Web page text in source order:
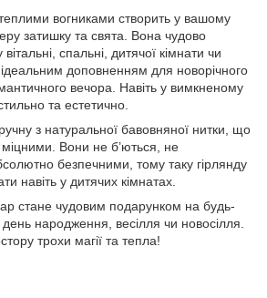
вогниками створить у вашому
затишку та свята. Вона чудово
спальні, дитячої кімнати чи
доповненням для новорічного
вечора. Навіть у вимкненому
та естетично.
з натуральної бавовняної нитки, що
міцними. Вони не б’ються, не
безпечними, тому таку гірлянду
навіть у дитячих кімнатах.
стане чудовим подарунком на будь-
народження, весілля чи новосілля.
трохи магії та тепла!